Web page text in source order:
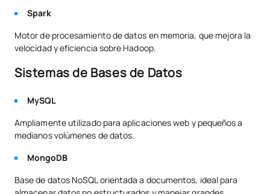
Spark
Motor de procesamiento de datos en memoria, que mejora la
velocidad y eficiencia sobre Hadoop.
Sistemas de Bases de Datos
MySQL
Ampliamente utilizado para aplicaciones web y pequeños a
medianos volúmenes de datos.
MongoDB
Base de datos NoSQL orientada a documentos, ideal para